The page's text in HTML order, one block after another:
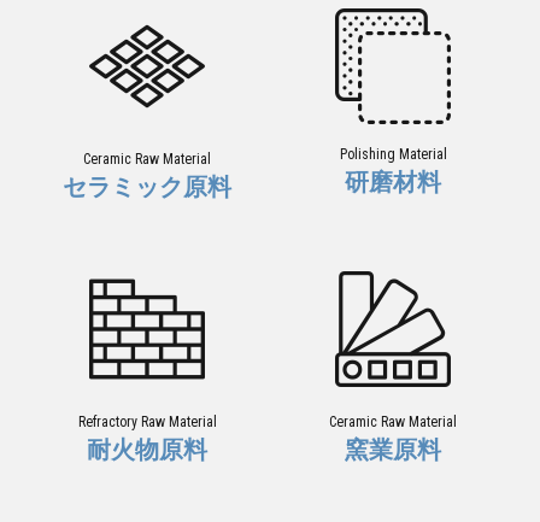
Ceramic Raw Material
セラミック原料
Polishing Material
研磨材料
Refractory Raw Material
耐火物原料
Ceramic Raw Material
窯業原料